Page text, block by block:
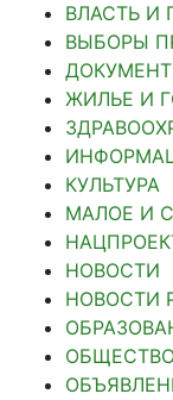
ВЛАСТЬ И
ВЫБОРЫ
ЖИЛЬЕ И
КУЛЬТУРА
МАЛОЕ И
НОВОСТИ
НОВОСТИ